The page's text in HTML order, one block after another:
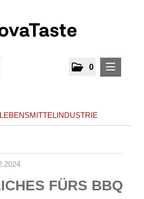
0
LEBENSMITTELINDUSTRIE
FÜRS BBQ